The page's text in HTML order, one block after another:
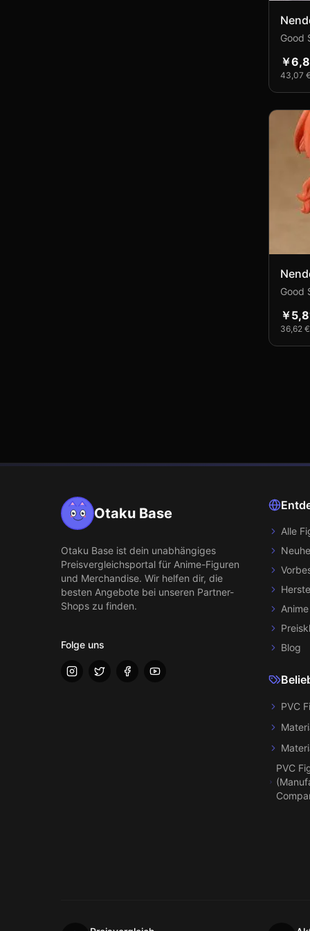
Good
￥
43,07 €
Good
￥
36,62 €
Otaku Base
Otaku Base ist dein unabhängiges
Preisvergleichsportal für Anime-Figuren
und Merchandise. Wir helfen dir, die
besten Angebote bei unseren Partner-
Shops zu finden.
Folge uns
Alle
Anime
Blog
PVC
PVC